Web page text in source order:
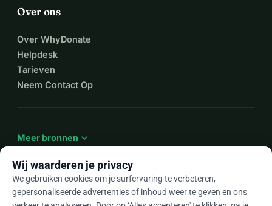
Over ons
Over WhyDonate
Helpdesk
Tarieven
Neem Contact Op
Meer bronnen expand_more
Wij waarderen je privacy
We gebruiken cookies om je surfervaring te verbeteren,
gepersonaliseerde advertenties of inhoud weer te geven en ons